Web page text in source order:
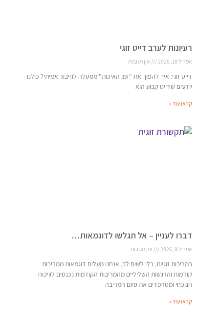
רעיונות לערב דייט זוגי
אפריל 18, 2026 אין תגובות
דייט זוגי: איך להפוך את "זמן האיכות" ממטלה לחיבור אמיתי? כולנו
יודעים שדייט קבוע הוא
קראו עוד »
דברו לעניין – אל תגלשו לדוגמאות…
אפריל 9, 2026 אין תגובות
במריבות זוגיות, בלי לשים לב, אנחנו מעלים דוגמאות ממריבות
קודמות והרגשות השליליים מהמריבות הקודמות נכנסים לוויכוח
הנוכחי ומטרפדים את סיום המריבה
קראו עוד »